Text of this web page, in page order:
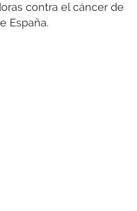
contra el cáncer de
España.